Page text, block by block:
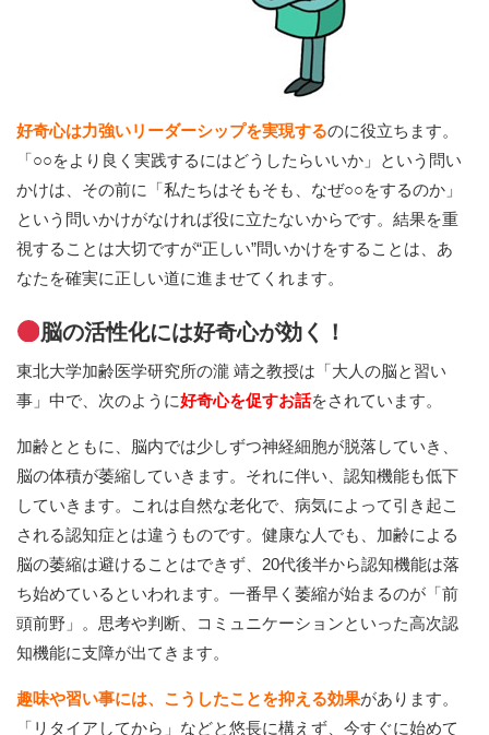
好奇心は力強いリーダーシップを実現するのに役立ちます。
「○○をより良く実践するにはどうしたらいいか」という問い
かけは、その前に「私たちはそもそも、なぜ○○をするのか」
という問いかけがなければ役に立たないからです。結果を重
視することは大切ですが“正しい”問いかけをすることは、あ
なたを確実に正しい道に進ませてくれます。
脳の活性化には好奇心が効く！
東北大学加齢医学研究所の瀧 靖之教授は「大人の脳と習い
事」中で、次のように好奇心を促すお話をされています。
加齢とともに、脳内では少しずつ神経細胞が脱落していき、
脳の体積が萎縮していきます。それに伴い、認知機能も低下
していきます。これは自然な老化で、病気によって引き起こ
される認知症とは違うものです。健康な人でも、加齢による
脳の萎縮は避けることはできず、20代後半から認知機能は落
ち始めているといわれます。一番早く萎縮が始まるのが「前
頭前野」。思考や判断、コミュニケーションといった高次認
知機能に支障が出てきます。
趣味や習い事には、こうしたことを抑える効果があります。
「リタイアしてから」などと悠長に構えず、今すぐに始めて